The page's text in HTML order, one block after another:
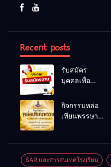
Recent posts
รับสมัคร
บุคคลเพื่อ
เลือกสรรเป็น
พนักงาน
กิจกรรมหล่อ
เทียนพรรษา
SAR และสารสนเทศโรงเรียน